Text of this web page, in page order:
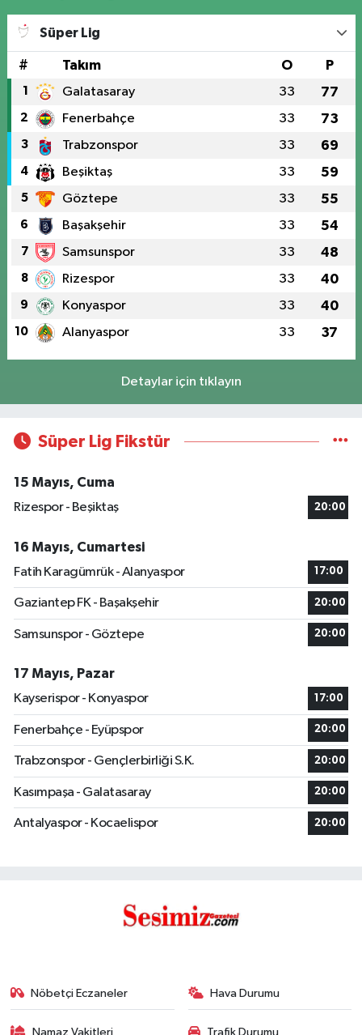
Süper Lig
# Takım O P
1 Galatasaray 33 77
2 Fenerbahçe 33 73
3 Trabzonspor 33 69
4 Beşiktaş 33 59
5 Göztepe 33 55
6 Başakşehir 33 54
7 Samsunspor 33 48
8 Rizespor 33 40
9 Konyaspor 33 40
10 Alanyaspor 33 37
Detaylar için tıklayın
Süper Lig Fikstür
15 Mayıs, Cuma
Rizespor - Beşiktaş
20:00
16 Mayıs, Cumartesi
Fatih Karagümrük - Alanyaspor
17:00
Gaziantep FK - Başakşehir 20:00
Samsunspor - Göztepe 20:00
17 Mayıs, Pazar
Kayserispor - Konyaspor
17:00
Fenerbahçe - Eyüpspor 20:00
Trabzonspor - Gençlerbirliği S.K. 20:00
Kasımpaşa - Galatasaray 20:00
Antalyaspor - Kocaelispor 20:00
Nöbetçi Eczaneler Hava Durumu
Namaz Vakitleri Trafik Durumu